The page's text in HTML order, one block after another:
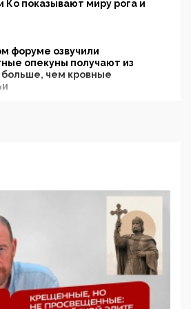
Ко показывают миру рога и
форуме озвучили
опекуны получают из
чем кровные
ЮНЕСКО в России, но
определять
граждан: Минцифры намерено
и муниципалитетов право
и социальные объекты от